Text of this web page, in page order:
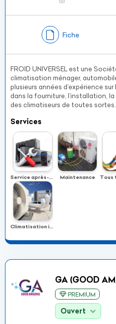
Fiche
FROID UNIVERSEL est une
climatisation ménager,
plusieurs années d’expérience
dans la fourniture, l’installation,
des climatiseurs de toutes sortes.
Services
Service après-vente Maintenance
Climatisation industrielle
GA (GOOD
PREMIUM
Ouvert